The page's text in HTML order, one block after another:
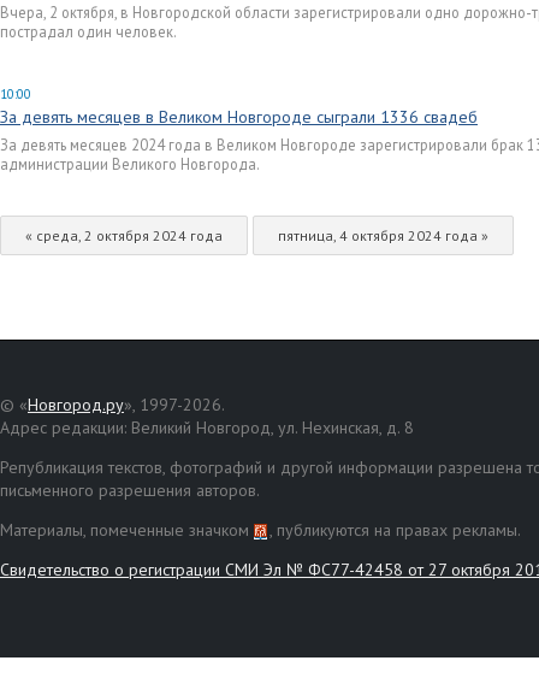
Вчера, 2 октября, в Новгородской области зарегистрировали одно
пострадал один человек.
10:00
За девять месяцев в Великом Новгороде сыграли 1336 свадеб
За девять месяцев 2024 года в Великом Новгороде зарегистрировали брак
администрации Великого Новгорода.
« среда, 2 октября 2024 года пятница, 4 октября 2024 года »
© «Новгород.ру», 1997-2026.
Адрес редакции: Великий Новгород, ул. Нехинская, д. 8
Републикация текстов, фотографий и другой информации разрешена
письменного разрешения авторов.
Материалы, помеченные значком
, публикуются на правах рекламы.
Свидетельство о регистрации СМИ Эл № ФС77-42458 от 27 октября